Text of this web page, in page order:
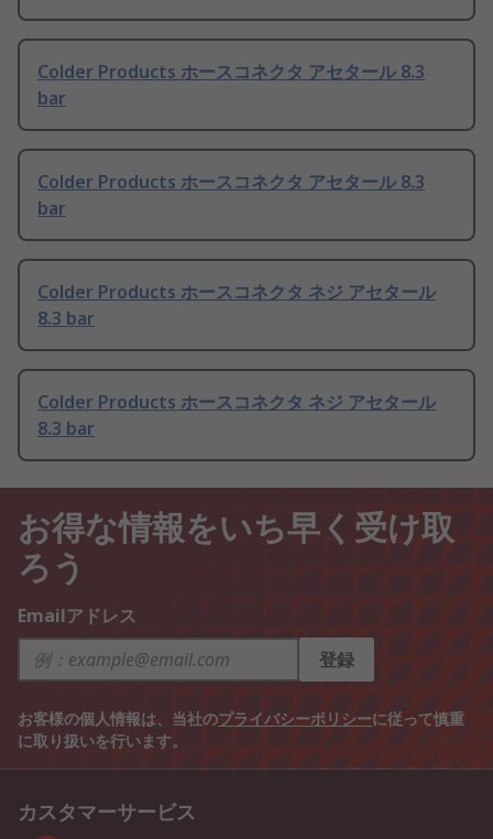
Colder Products ホースコネクタ アセタール 8.3
bar
Colder Products ホースコネクタ アセタール 8.3
bar
Colder Products ホースコネクタ ネジ アセタール
8.3 bar
Colder Products ホースコネクタ ネジ アセタール
8.3 bar
お得な情報をいち早く受け取
ろう
Emailアドレス
登録
お客様の個人情報は、当社のプライバシーポリシーに従って慎重
に取り扱いを行います。
カスタマーサービス